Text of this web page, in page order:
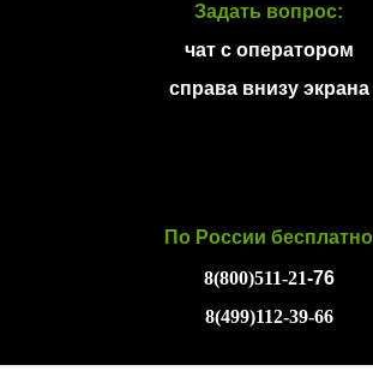
Задать вопрос:
чат с оператором
справа внизу экрана
По России бесплатно
8(800)511-21-76
8(499)112-39-66